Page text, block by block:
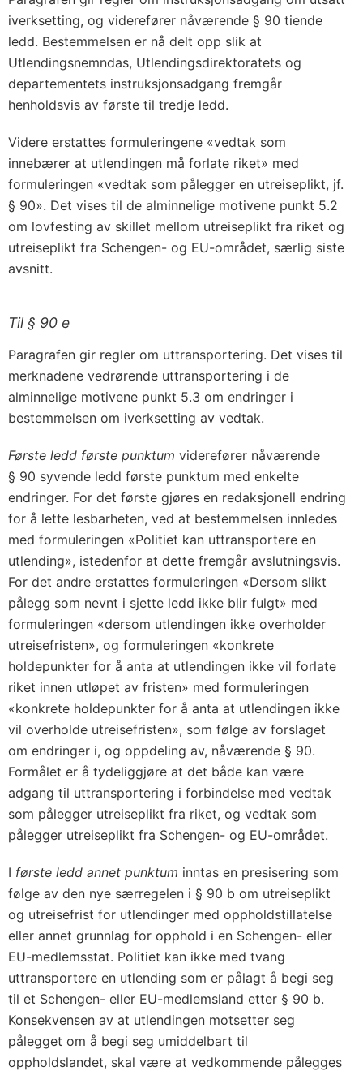
iverksetting, og viderefører nåværende § 90 tiende
ledd. Bestemmelsen er nå delt opp slik at
Utlendingsnemndas, Utlendingsdirektoratets og
departementets instruksjonsadgang fremgår
henholdsvis av første til tredje ledd.
Videre erstattes formuleringene «vedtak som
innebærer at utlendingen må forlate riket» med
formuleringen «vedtak som pålegger en utreiseplikt, jf.
§ 90». Det vises til de alminnelige motivene punkt 5.2
om lovfesting av skillet mellom utreiseplikt fra riket og
utreiseplikt fra Schengen- og EU-området, særlig siste
avsnitt.
Til § 90 e
Paragrafen gir regler om uttransportering. Det vises til
merknadene vedrørende uttransportering i de
alminnelige motivene punkt 5.3 om endringer i
bestemmelsen om iverksetting av vedtak.
Første ledd første punktum viderefører nåværende
§ 90 syvende ledd første punktum med enkelte
endringer. For det første gjøres en redaksjonell endring
for å lette lesbarheten, ved at bestemmelsen innledes
med formuleringen «Politiet kan uttransportere en
utlending», istedenfor at dette fremgår avslutningsvis.
For det andre erstattes formuleringen «Dersom slikt
pålegg som nevnt i sjette ledd ikke blir fulgt» med
formuleringen «dersom utlendingen ikke overholder
utreisefristen», og formuleringen «konkrete
holdepunkter for å anta at utlendingen ikke vil forlate
riket innen utløpet av fristen» med formuleringen
«konkrete holdepunkter for å anta at utlendingen ikke
vil overholde utreisefristen», som følge av forslaget
om endringer i, og oppdeling av, nåværende § 90.
Formålet er å tydeliggjøre at det både kan være
adgang til uttransportering i forbindelse med vedtak
som pålegger utreiseplikt fra riket, og vedtak som
pålegger utreiseplikt fra Schengen- og EU-området.
I første ledd annet punktum inntas en presisering som
følge av den nye særregelen i § 90 b om utreiseplikt
og utreisefrist for utlendinger med oppholdstillatelse
eller annet grunnlag for opphold i en Schengen- eller
EU-medlemsstat. Politiet kan ikke med tvang
uttransportere en utlending som er pålagt å begi seg
til et Schengen- eller EU-medlemsland etter § 90 b.
Konsekvensen av at utlendingen motsetter seg
pålegget om å begi seg umiddelbart til
oppholdslandet, skal være at vedkommende pålegges